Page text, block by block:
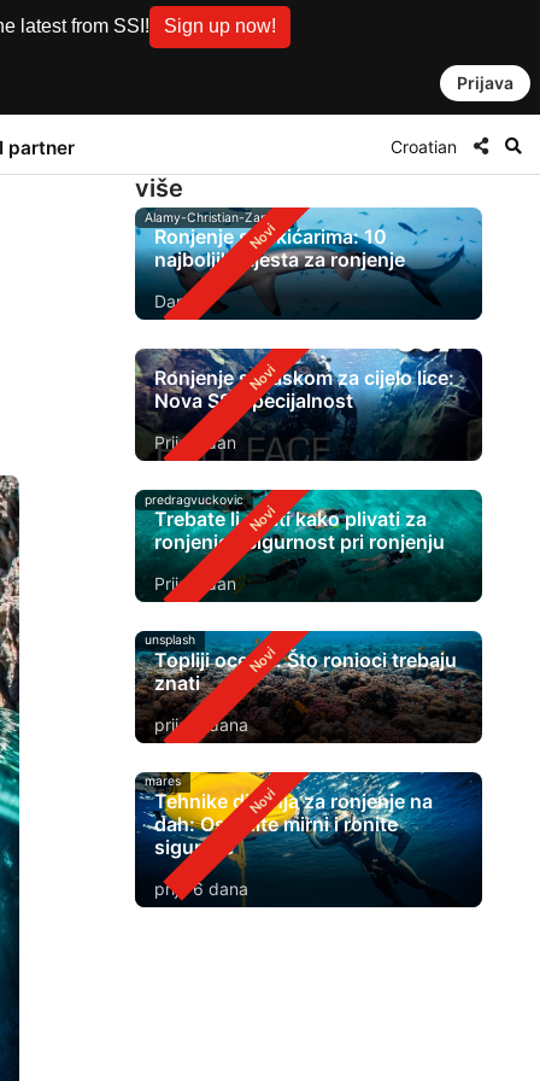
latest from SSI! Sign up now!
Prijava
partner Croatian
više
Alamy-Christian-Zappel
Ronjenje s čekićarima: 10
najboljih mjesta za ronjenje
Danas
Ronjenje s maskom za cijelo lice:
Nova SSI specijalnost
Prije 1 dan
predragvuckovic
Trebate li znati kako plivati ​​za
ronjenje? Sigurnost pri ronjenju
Prije 1 dan
unsplash
Topliji oceani: Što ronioci trebaju
znati
prije 4 dana
mares
Tehnike disanja za ronjenje na
dah: Ostanite mirni i ronite
sigurnije
prije 6 dana